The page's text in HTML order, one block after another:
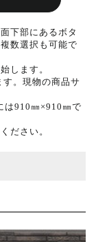
下部にあるボタ
数選択も可能で
します。
。現物の商品サ
は910㎜×910㎜で
ださい。